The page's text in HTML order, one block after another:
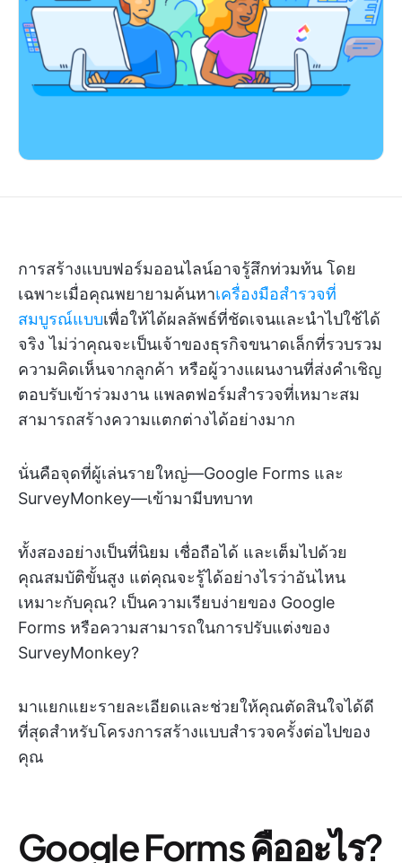
การสร้างแบบฟอร์มออนไลน์อาจรู้สึกท่วมท้น โดย
เฉพาะเมื่อคุณพยายามค้นหาเครื่องมือสำรวจที่
สมบูรณ์แบบเพื่อให้ได้ผลลัพธ์ที่ชัดเจนและนำไปใช้ได้
จริง ไม่ว่าคุณจะเป็นเจ้าของธุรกิจขนาดเล็กที่รวบรวม
ความคิดเห็นจากลูกค้า หรือผู้วางแผนงานที่ส่งคำเชิญ
ตอบรับเข้าร่วมงาน แพลตฟอร์มสำรวจที่เหมาะสม
สามารถสร้างความแตกต่างได้อย่างมาก
นั่นคือจุดที่ผู้เล่นรายใหญ่—Google Forms และ
SurveyMonkey—เข้ามามีบทบาท
ทั้งสองอย่างเป็นที่นิยม เชื่อถือได้ และเต็มไปด้วย
คุณสมบัติขั้นสูง แต่คุณจะรู้ได้อย่างไรว่าอันไหน
เหมาะกับคุณ? เป็นความเรียบง่ายของ Google
Forms หรือความสามารถในการปรับแต่งของ
SurveyMonkey?
มาแยกแยะรายละเอียดและช่วยให้คุณตัดสินใจได้ดี
ที่สุดสำหรับโครงการสร้างแบบสำรวจครั้งต่อไปของ
คุณ
Google Forms คืออะไร?